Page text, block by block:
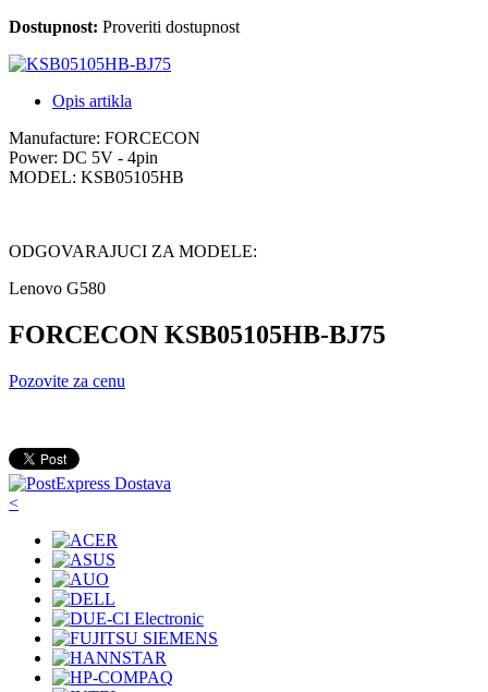
Dostupnost: Proveriti dostupnost
Opis artikla
Manufacture: FORCECON
Power: DC 5V - 4pin
MODEL: KSB05105HB
ODGOVARAJUCI ZA MODELE:
Lenovo G580
FORCECON KSB05105HB-BJ75
Pozovite za cenu
<